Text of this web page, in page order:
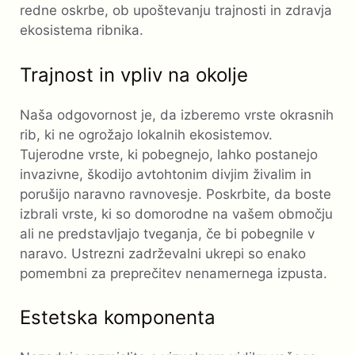
redne oskrbe, ob upoštevanju trajnosti in zdravja
ekosistema ribnika.
Trajnost in vpliv na okolje
Naša odgovornost je, da izberemo vrste okrasnih
rib, ki ne ogrožajo lokalnih ekosistemov.
Tujerodne vrste, ki pobegnejo, lahko postanejo
invazivne, škodijo avtohtonim divjim živalim in
porušijo naravno ravnovesje. Poskrbite, da boste
izbrali vrste, ki so domorodne na vašem območju
ali ne predstavljajo tveganja, če bi pobegnile v
naravo. Ustrezni zadrževalni ukrepi so enako
pomembni za preprečitev nenamernega izpusta.
Estetska komponenta